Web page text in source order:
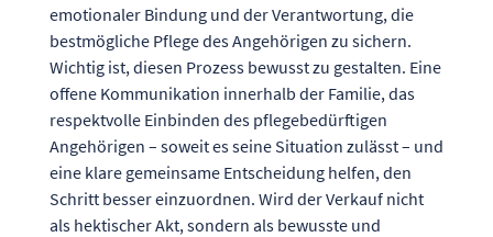
emotionaler Bindung und der Verantwortung, die
bestmögliche Pflege des Angehörigen zu sichern.
Wichtig ist, diesen Prozess bewusst zu gestalten. Eine
offene Kommunikation innerhalb der Familie, das
respektvolle Einbinden des pflegebedürftigen
Angehörigen – soweit es seine Situation zulässt – und
eine klare gemeinsame Entscheidung helfen, den
Schritt besser einzuordnen. Wird der Verkauf nicht
als hektischer Akt, sondern als bewusste und